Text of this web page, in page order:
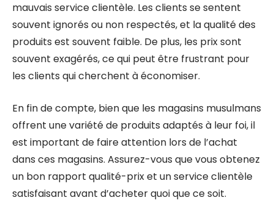
mauvais service clientèle. Les clients se sentent
souvent ignorés ou non respectés, et la qualité des
produits est souvent faible. De plus, les prix sont
souvent exagérés, ce qui peut être frustrant pour
les clients qui cherchent à économiser.
En fin de compte, bien que les magasins musulmans
offrent une variété de produits adaptés à leur foi, il
est important de faire attention lors de l’achat
dans ces magasins. Assurez-vous que vous obtenez
un bon rapport qualité-prix et un service clientèle
satisfaisant avant d’acheter quoi que ce soit.